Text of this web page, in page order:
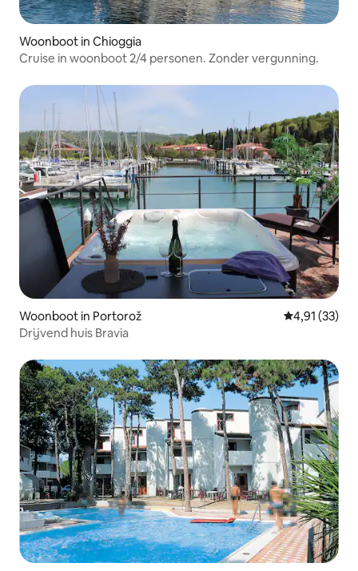
Woonboot in Chioggia
Cruise in woonboot 2/4 personen. Zonder vergunning.
Woonboot in Portorož Gemiddelde
4,91 (33)
Drijvend huis Bravia